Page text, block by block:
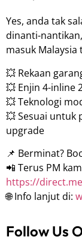
Yes, anda tak
dinanti-
masuk
💥 Rekaan
💥 Enjin 4-inline
💥 Teknologi
💥 Sesuai untuk
upgrade
📌 Berminat?
📲 Terus PM
https://
🌐 Info lanjut di:
Follow Us